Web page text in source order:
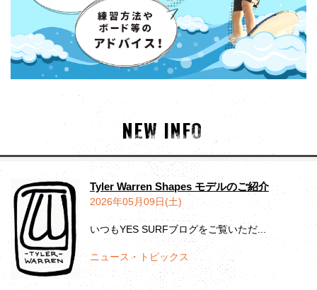
NEW INFO
Tyler Warren Shapes モデルのご紹介
2026年05月09日(土)
いつもYES SURFブログをご覧いただ...
ニュース・トピックス